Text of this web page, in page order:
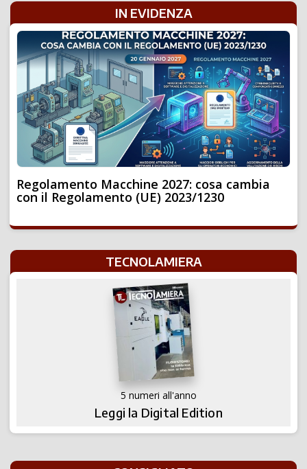
IN EVIDENZA
Regolamento Macchine 2027: cosa cambia
con il Regolamento (UE) 2023/1230
TECNOLAMIERA
5 numeri all'anno
Leggi la Digital Edition